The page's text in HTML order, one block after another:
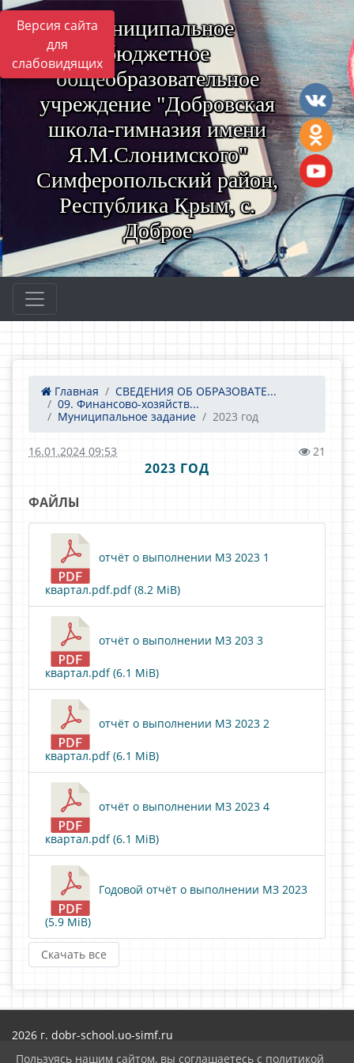
Версия сайта
для
слабовидящих
Муниципальное
бюджетное
общеобразовательное
учреждение "Добровская
школа-гимназия имени
Я.М.Слонимского"
Симферопольский район,
Республика Крым, с.
Доброе
Главная
СВЕДЕНИЯ ОБ ОБРАЗОВАТЕ...
09. Финансово-хозяйств...
Муниципальное задание
2023 год
16.01.2024 09:53 21
2023 ГОД
ФАЙЛЫ
отчёт о выполнении МЗ 2023 1
квартал.pdf.pdf (8.2 MiB)
отчёт о выполнении МЗ 203 3
квартал.pdf (6.1 MiB)
отчёт о выполнении МЗ 2023 2
квартал.pdf (6.1 MiB)
отчёт о выполнении МЗ 2023 4
квартал.pdf (6.1 MiB)
Годовой отчёт о выполнении МЗ 2023
(5.9 MiB)
Скачать все
2026 г. dobr-school.uo-simf.ru
Пользуясь нашим сайтом, вы соглашаетесь с политикой